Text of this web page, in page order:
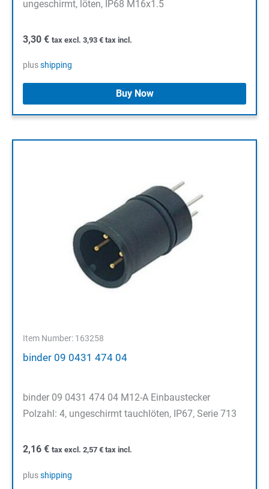
ungeschirmt, löten, IP68 M16x1.5
3,30 € tax excl. 3,93 € tax incl.
plusshipping
Buy Now
Item Number: 163258
binder 09 0431 474 04
binder 09 0431 474 04 M12-A Einbaustecker
Polzahl: 4, ungeschirmt tauchlöten, IP67, Serie 713
2,16 € tax excl. 2,57 € tax incl.
plusshipping